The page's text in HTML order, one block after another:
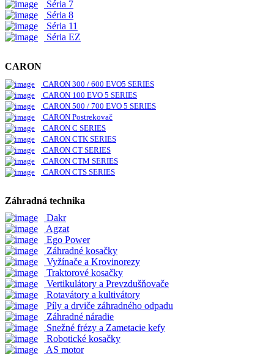
Séria 7
Séria 8
Séria 11
Séria EZ
CARON
CARON 300 / 600 EVO5 SERIES
CARON 100 EVO 5 SERIES
CARON 500 / 700 EVO 5 SERIES
CARON Postrekovač
CARON C SERIES
CARON CTK SERIES
CARON CT SERIES
CARON CTM SERIES
CARON CTS SERIES
Záhradná technika
Dakr
Agzat
Ego Power
Záhradné kosačky
Vyžínače a Krovinorezy
Traktorové kosačky
Vertikulátory a Prevzdušňovače
Rotavátory a kultivátory
Píly a drviče záhradného odpadu
Záhradné náradie
Snežné frézy a Zametacie kefy
Robotické kosačky
AS motor